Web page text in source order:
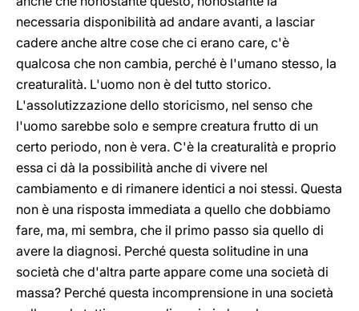
necessaria disponibilità ad andare avanti, a lasciar
cadere anche altre cose che ci erano care, c'è
qualcosa che non cambia, perché è l'umano stesso, la
creaturalità. L'uomo non è del tutto storico.
L'assolutizzazione dello storicismo, nel senso che
l'uomo sarebbe solo e sempre creatura frutto di un
certo periodo, non è vera. C'è la creaturalità e proprio
essa ci dà la possibilità anche di vivere nel
cambiamento e di rimanere identici a noi stessi. Questa
non è una risposta immediata a quello che dobbiamo
fare, ma, mi sembra, che il primo passo sia quello di
avere la diagnosi. Perché questa solitudine in una
società che d'altra parte appare come una società di
massa? Perché questa incomprensione in una società